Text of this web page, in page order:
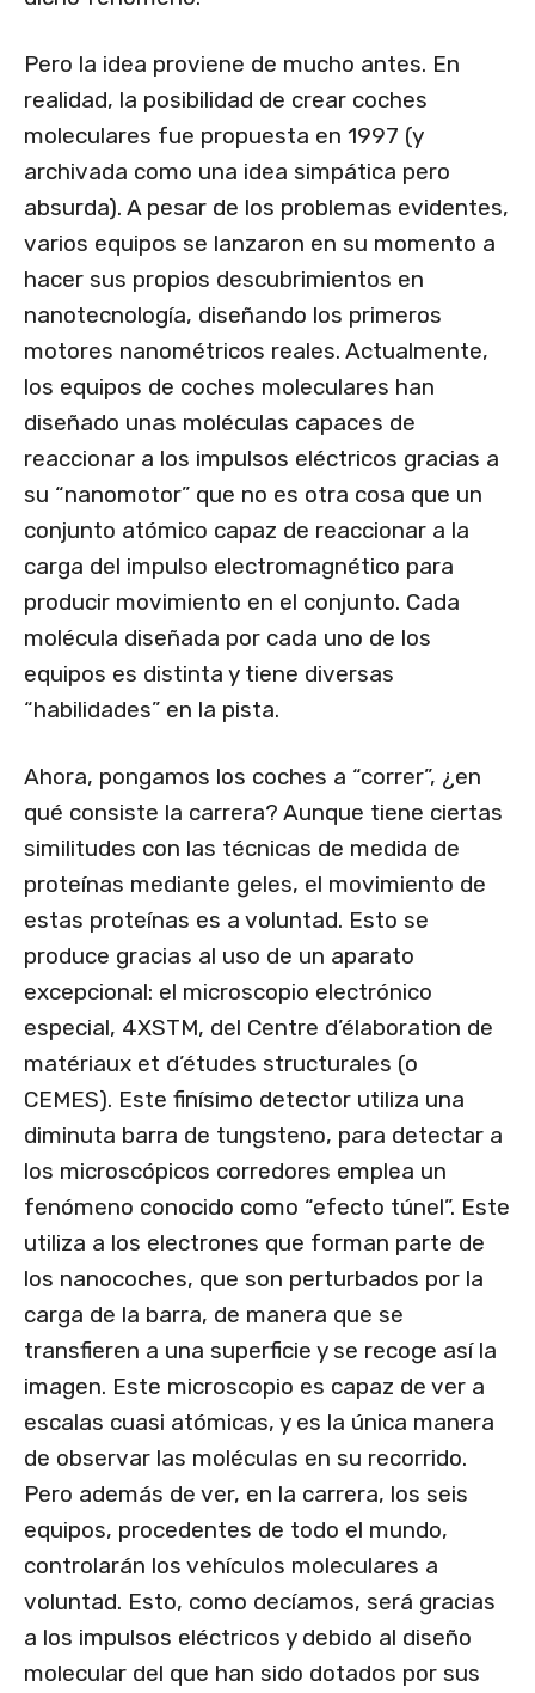
Pero la idea proviene de mucho antes. En
realidad, la posibilidad de crear coches
moleculares fue propuesta en 1997 (y
archivada como una idea simpática pero
absurda). A pesar de los problemas evidentes,
varios equipos se lanzaron en su momento a
hacer sus propios descubrimientos en
nanotecnología, diseñando los primeros
motores nanométricos reales. Actualmente,
los equipos de coches moleculares han
diseñado unas moléculas capaces de
reaccionar a los impulsos eléctricos gracias a
su “nanomotor” que no es otra cosa que un
conjunto atómico capaz de reaccionar a la
carga del impulso electromagnético para
producir movimiento en el conjunto. Cada
molécula diseñada por cada uno de los
equipos es distinta y tiene diversas
“habilidades” en la pista.
Ahora, pongamos los coches a “correr”, ¿en
qué consiste la carrera? Aunque tiene ciertas
similitudes con las técnicas de medida de
proteínas mediante geles, el movimiento de
estas proteínas es a voluntad. Esto se
produce gracias al uso de un aparato
excepcional: el microscopio electrónico
especial, 4XSTM, del Centre d’élaboration de
matériaux et d’études structurales (o
CEMES). Este finísimo detector utiliza una
diminuta barra de tungsteno, para detectar a
los microscópicos corredores emplea un
fenómeno conocido como “efecto túnel”. Este
utiliza a los electrones que forman parte de
los nanocoches, que son perturbados por la
carga de la barra, de manera que se
transfieren a una superficie y se recoge así la
imagen. Este microscopio es capaz de ver a
escalas cuasi atómicas, y es la única manera
de observar las moléculas en su recorrido.
Pero además de ver, en la carrera, los seis
equipos, procedentes de todo el mundo,
controlarán los vehículos moleculares a
voluntad. Esto, como decíamos, será gracias
a los impulsos eléctricos y debido al diseño
molecular del que han sido dotados por sus